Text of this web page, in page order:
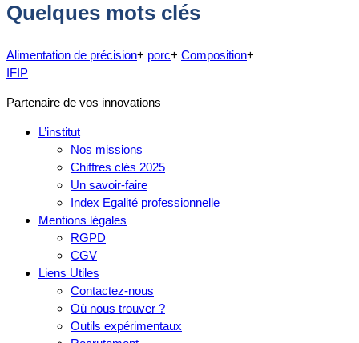
Quelques mots clés
Alimentation de précision+ porc+ Composition+
IFIP
Partenaire de vos innovations
L’institut
Nos missions
Chiffres clés 2025
Un savoir-faire
Index Egalité professionnelle
Mentions légales
RGPD
CGV
Liens Utiles
Contactez-nous
Où nous trouver ?
Outils expérimentaux